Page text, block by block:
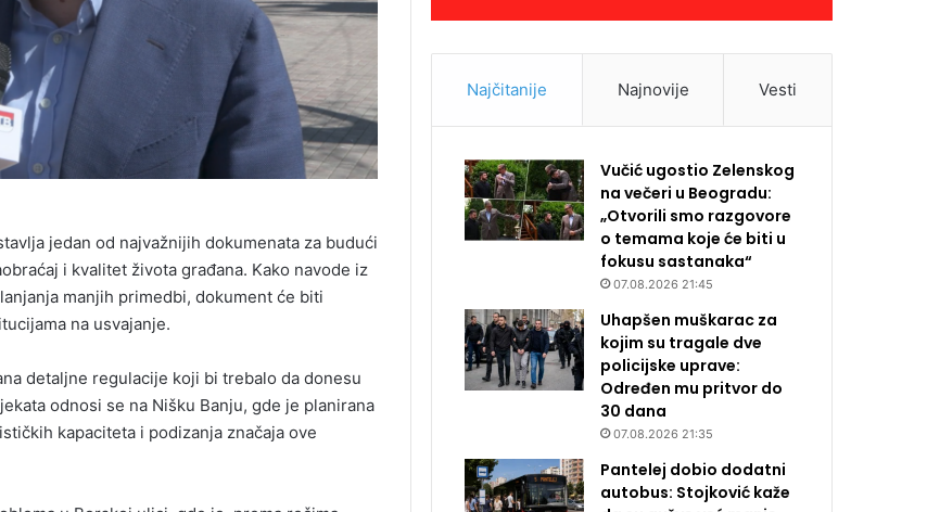
jedan od najvažnijih dokumenata za budući
i kvalitet života građana. Kako navode iz
manjih primedbi, dokument će biti
na usvajanje.
detaljne regulacije koji bi trebalo da donesu
odnosi se na Nišku Banju, gde je planirana
kapaciteta i podizanja značaja ove
Najčitanije Najnovije Vesti
Vučić ugostio Zelenskog
na večeri u Beogradu:
„Otvorili smo razgovore
o temama koje će biti u
fokusu sastanaka“
07.08.2026 21:45
Uhapšen muškarac za
kojim su tragale dve
policijske uprave:
Određen mu pritvor do
30 dana
07.08.2026 21:35
Pantelej dobio dodatni
autobus: Stojković kaže